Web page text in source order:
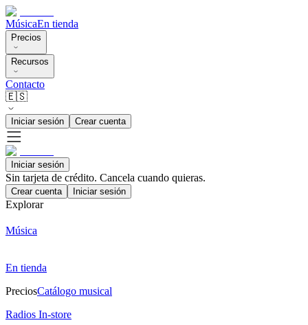
MúsicaEn tienda
Precios
Recursos
Contacto
🇪🇸
Iniciar sesión Crear cuenta
Iniciar sesión
Sin tarjeta de crédito. Cancela cuando quieras.
Crear cuenta Iniciar sesión
Explorar
Música
En tienda
PreciosCatálogo musical
Radios In-store